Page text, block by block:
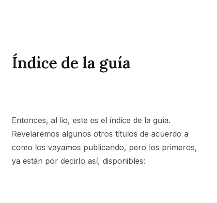
Índice de la guía
Entonces, al lio, este es el índice de la guía.
Revelaremos algunos otros títulos de acuerdo a
como los vayamos publicando, pero los primeros,
ya están por decirlo así, disponibles: